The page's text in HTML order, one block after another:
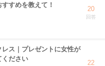
すめを教えて！
20
回答
ス｜プレゼントに女性が
ください
22